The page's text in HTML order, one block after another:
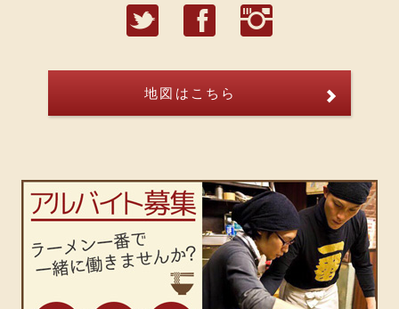
T F I
地図はこちら